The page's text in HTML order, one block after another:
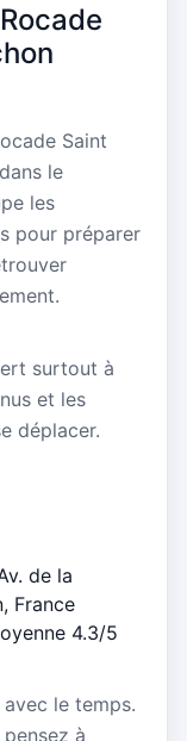
Saint
le
les
pour préparer
surtout à
et les
déplacer.
de la
France
4.3/5
le temps.
à